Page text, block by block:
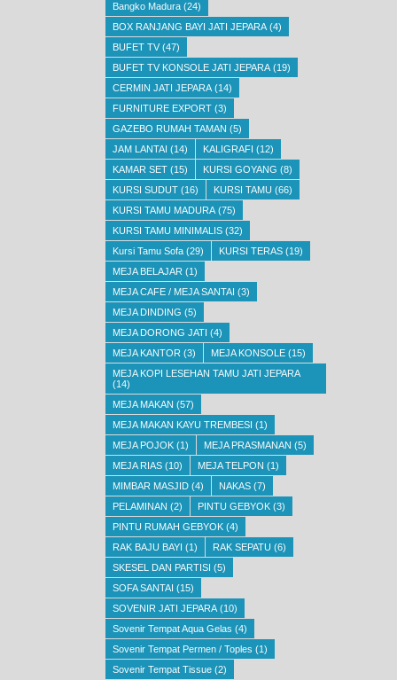
Bangko Madura (24)
BOX RANJANG BAYI JATI JEPARA (4)
BUFET TV (47)
BUFET TV KONSOLE JATI JEPARA (19)
CERMIN JATI JEPARA (14)
FURNITURE EXPORT (3)
GAZEBO RUMAH TAMAN (5)
JAM LANTAI (14) KALIGRAFI (12)
KAMAR SET (15) KURSI GOYANG (8)
KURSI SUDUT (16) KURSI TAMU (66)
KURSI TAMU MADURA (75)
KURSI TAMU MINIMALIS (32)
Kursi Tamu Sofa (29) KURSI TERAS (19)
MEJA BELAJAR (1)
MEJA CAFE / MEJA SANTAI (3)
MEJA DINDING (5)
MEJA DORONG JATI (4)
MEJA KANTOR (3) MEJA KONSOLE (15)
MEJA KOPI LESEHAN TAMU JATI JEPARA
(14)
MEJA MAKAN (57)
MEJA MAKAN KAYU TREMBESI (1)
MEJA POJOK (1) MEJA PRASMANAN (5)
MEJA RIAS (10) MEJA TELPON (1)
MIMBAR MASJID (4) NAKAS (7)
PELAMINAN (2) PINTU GEBYOK (3)
PINTU RUMAH GEBYOK (4)
RAK BAJU BAYI (1) RAK SEPATU (6)
SKESEL DAN PARTISI (5)
SOFA SANTAI (15)
SOVENIR JATI JEPARA (10)
Sovenir Tempat Aqua Gelas (4)
Sovenir Tempat Permen / Toples (1)
Sovenir Tempat Tissue (2)